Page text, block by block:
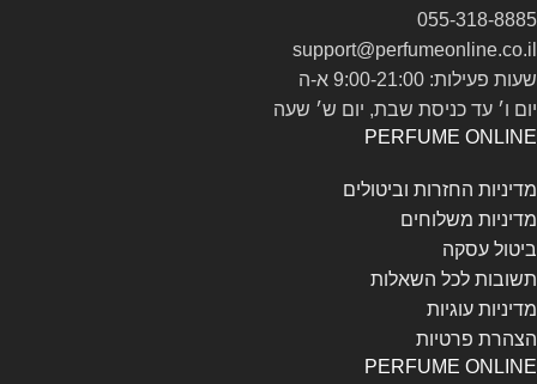
055-318-8885
support@perfumeonline.co.il
שעות פעילות: 9:00-21:00 א-ה
יום ו׳ עד כניסת שבת, יום ש׳ שעה
PERFUME ONLINE
מדיניות החזרות וביטולים
מדיניות משלוחים
ביטול עסקה
תשובות לכל השאלות
מדיניות עוגיות
הצהרת פרטיות
PERFUME ONLINE